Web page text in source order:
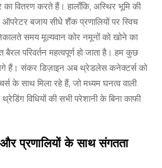
का वितरण करते हैं। हालाँकि, अस्थिर भूमि की
बजाय सीधे शैंक प्रणालियों पर स्विच
समय मूल्यवान कोर नमूनों को खोने का
बैरल परिवर्तन महत्वपूर्ण हो जाता है। हम कुछ
हैं। संकर डिज़ाइन अब थ्रेडलेस कनेक्टर्स को
के साथ मिला रहे हैं, जो मध्यम घनत्व वाली
विधियों की सभी परेशानी के बिना काफी
और प्रणालियों के साथ संगतता